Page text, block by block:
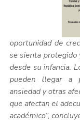
oportunidad de
se sienta protegido
desde su infancia.
pueden llegar a
ansiedad y otras
que afectan el
académico”,